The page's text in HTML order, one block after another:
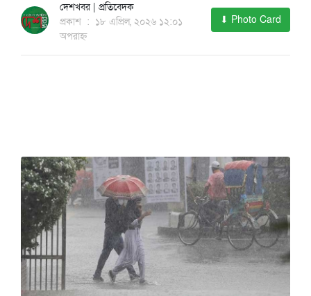
দেশখবর | প্রতিবেদক
প্রকাশ : ১৮ এপ্রিল, ২০২৬ ১২:০১
অপরাহ্ন
⬇ Photo Card